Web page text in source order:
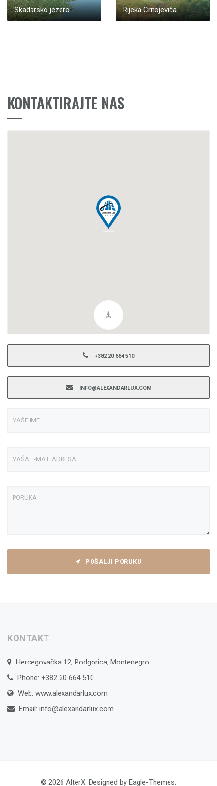
Skadarsko jezero Rijeka Crnojevića
KONTAKTIRAJTE NAS
+382 20 664 510
INFO@ALEXANDARLUX.COM
POŠALJI PORUKU
KONTAKT
Hercegovačka 12, Podgorica, Montenegro
Phone: +382 20 664 510
Web: www.alexandarlux.com
Email: info@alexandarlux.com
© 2026 AlterX. Designed by Eagle-Themes.